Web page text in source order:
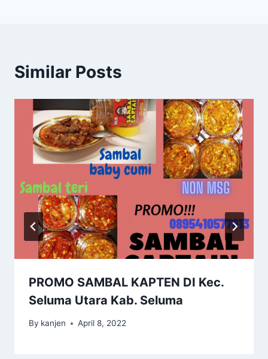
Similar Posts
PROMO SAMBAL KAPTEN DI Kec.
Seluma Utara Kab. Seluma
By kanjen April 8, 2022